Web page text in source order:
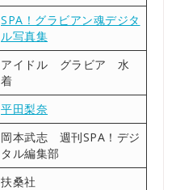
SPA！グラビアン魂デジタ
ル写真集
アイドル グラビア 水
着
平田梨奈
岡本武志 週刊SPA！デジ
タル編集部
扶桑社